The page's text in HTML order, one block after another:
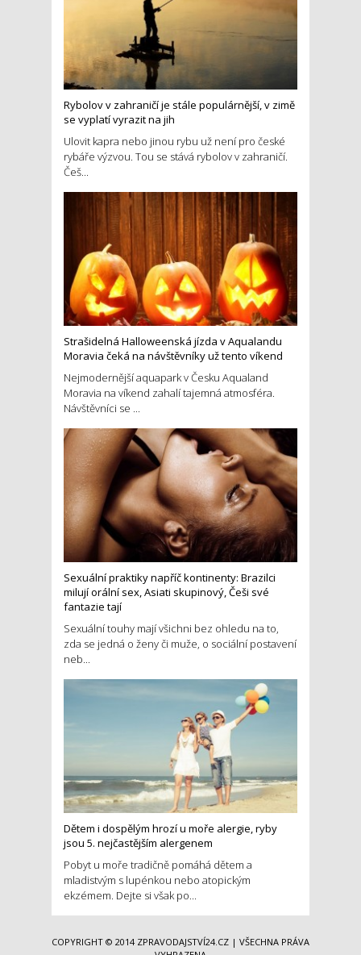
Rybolov v zahraničí je stále populárnější, v zimě
se vyplatí vyrazit na jih
Ulovit kapra nebo jinou rybu už není pro české
rybáře výzvou. Tou se stává rybolov v zahraničí.
Češ...
Strašidelná Halloweenská jízda v Aqualandu
Moravia čeká na návštěvníky už tento víkend
Nejmodernější aquapark v Česku Aqualand
Moravia na víkend zahalí tajemná atmosféra.
Návštěvníci se ...
Sexuální praktiky napříč kontinenty: Brazilci
milují orální sex, Asiati skupinový, Češi své
fantazie tají
Sexuální touhy mají všichni bez ohledu na to,
zda se jedná o ženy či muže, o sociální postavení
neb...
Dětem i dospělým hrozí u moře alergie, ryby
jsou 5. nejčastějším alergenem
Pobyt u moře tradičně pomáhá dětem a
mladistvým s lupénkou nebo atopickým
ekzémem. Dejte si však po...
COPYRIGHT © 2014 ZPRAVODAJSTVÍ24.CZ | VŠECHNA PRÁVA